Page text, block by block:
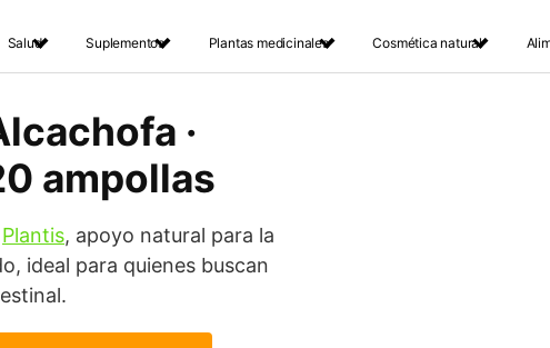
Salud Suplementos Plantas medicinales Cosmética natural
·
ampollas
Plantis, apoyo natural para la
ideal para quienes buscan